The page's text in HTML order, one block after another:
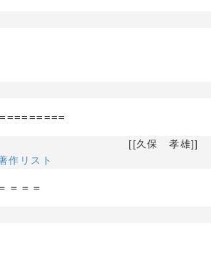
保 孝雄]]
作リスト
＝＝＝